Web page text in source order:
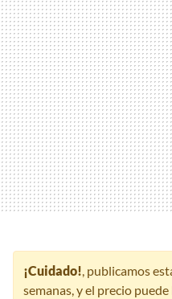
¡Cuidado!, publicamos
semanas, y el precio